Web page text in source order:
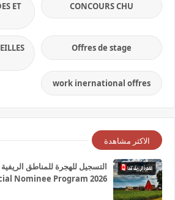
CONCOURS CHU
ET
Offres de stage
work inernational offres
الاكثر مشاهدة
Nominee Program 2026